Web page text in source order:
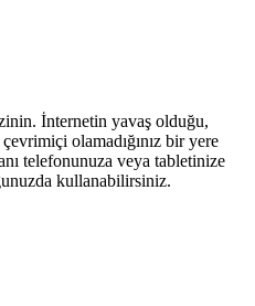
İnternetin yavaş olduğu,
olamadığınız bir yere
telefonunuza veya tabletinize
kullanabilirsiniz.